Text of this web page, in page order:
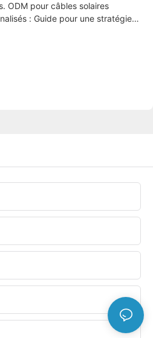
ODM pour câbles solaires
: Guide pour une stratégie